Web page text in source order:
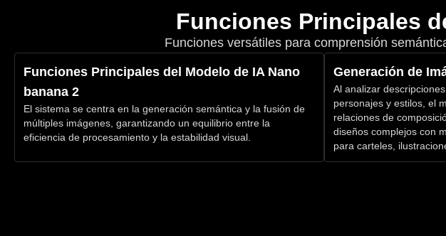
Funciones Principales
Funciones versátiles para comprensión
Funciones Principales del Modelo de IA Nano
banana 2
El sistema se centra en la generación semántica y la fusión de
múltiples imágenes, garantizando un equilibrio entre la
eficiencia de procesamiento y la estabilidad visual.
Generación de
Al analizar
personajes y estilos, el
relaciones de
diseños complejos con
para carteles,